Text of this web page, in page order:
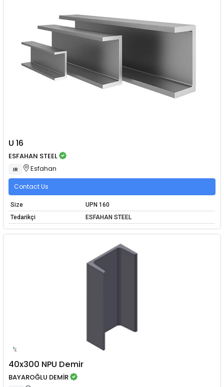
U 16
ESFAHAN STEEL
IR Esfahan
Contact Us
Size
UPN 160
Tedarikçi
ESFAHAN STEEL
40x300 NPU Demir
BAYAROĞLU DEMİR